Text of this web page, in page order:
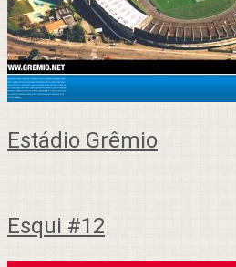
Estádio Grêmio
Esqui #12